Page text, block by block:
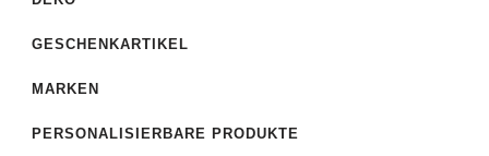
GESCHENKARTIKEL
MARKEN
PERSONALISIERBARE PRODUKTE